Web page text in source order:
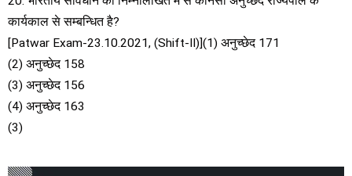
कार्यकाल से सम्बन्धित है?
[Patwar Exam-23.10.2021, (Shift-II)](1) अनुच्छेद 171
(2) अनुच्छेद 158
(3) अनुच्छेद 156
(4) अनुच्छेद 163
(3)